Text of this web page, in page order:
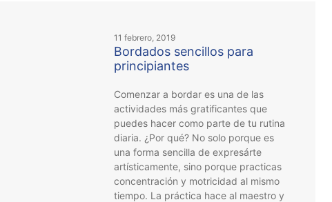
11 febrero, 2019
Bordados sencillos para
principiantes
Comenzar a bordar es una de las
actividades más gratificantes que
puedes hacer como parte de tu rutina
diaria. ¿Por qué? No solo porque es
una forma sencilla de expresárte
artísticamente, sino porque practicas
concentración y motricidad al mismo
tiempo. La práctica hace al maestro y